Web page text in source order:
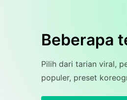
Beberapa
Pilih dari tarian viral,
populer, preset